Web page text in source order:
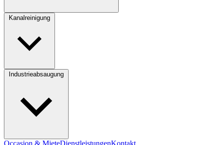
Occasion & MieteDienstleistungenKontakt